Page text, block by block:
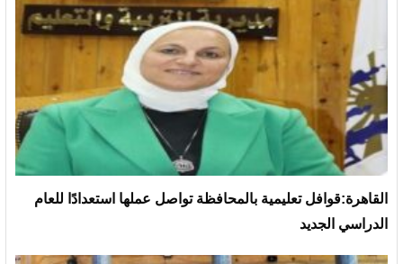
القاهرة:قوافل تعليمية بالمحافظة تواصل عملها استعدادًا للعام
الدراسي الجديد